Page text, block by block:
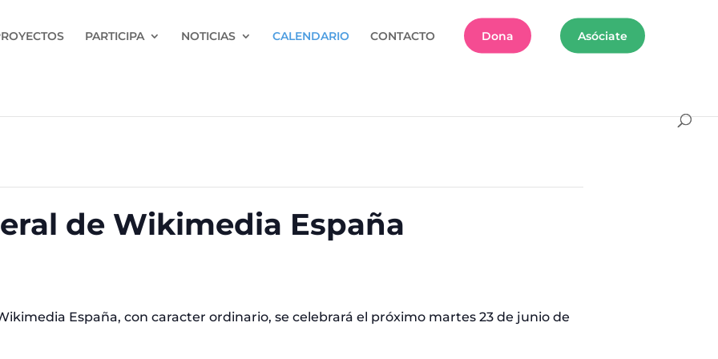
PARTICIPA NOTICIAS CALENDARIO CONTACTO Dona Asóciate
de Wikimedia España
España, con caracter ordinario, se celebrará el próximo martes 23 de junio de